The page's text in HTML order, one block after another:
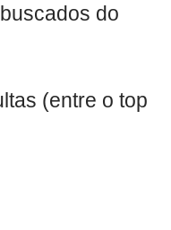
do
(entre o top